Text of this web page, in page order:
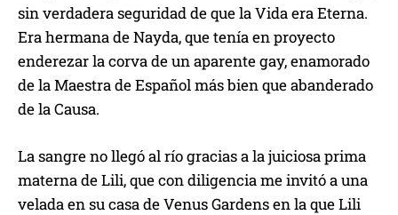
sin verdadera seguridad de que la Vida era Eterna.
Era hermana de Nayda, que tenía en proyecto
enderezar la corva de un aparente gay, enamorado
de la Maestra de Español más bien que abanderado
de la Causa.
La sangre no llegó al río gracias a la juiciosa prima
materna de Lili, que con diligencia me invitó a una
velada en su casa de Venus Gardens en la que Lili